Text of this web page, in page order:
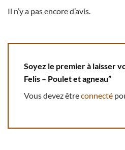
Il n’y a pas encore d’avis.
Soyez le premier à laisser
Felis – Poulet et agneau”
Vous devez êtreconnecté